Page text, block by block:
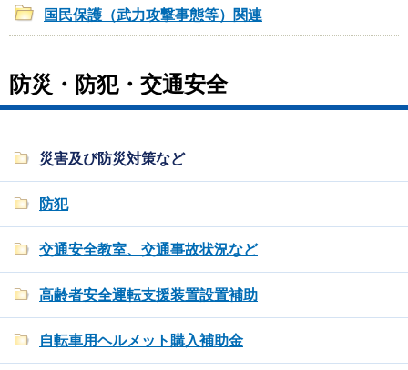
国民保護（武力攻撃事態等）関連
防災・防犯・交通安全
災害及び防災対策など
防犯
交通安全教室、交通事故状況など
高齢者安全運転支援装置設置補助
自転車用ヘルメット購入補助金